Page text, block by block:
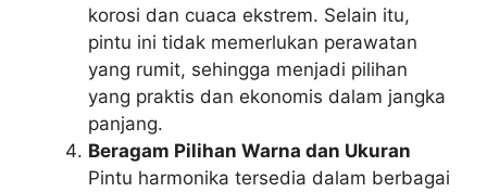
korosi dan cuaca ekstrem. Selain itu,
pintu ini tidak memerlukan perawatan
yang rumit, sehingga menjadi pilihan
yang praktis dan ekonomis dalam jangka
panjang.
Beragam Pilihan Warna dan Ukuran
Pintu harmonika tersedia dalam berbagai